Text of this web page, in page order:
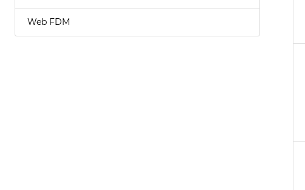
Web FDM